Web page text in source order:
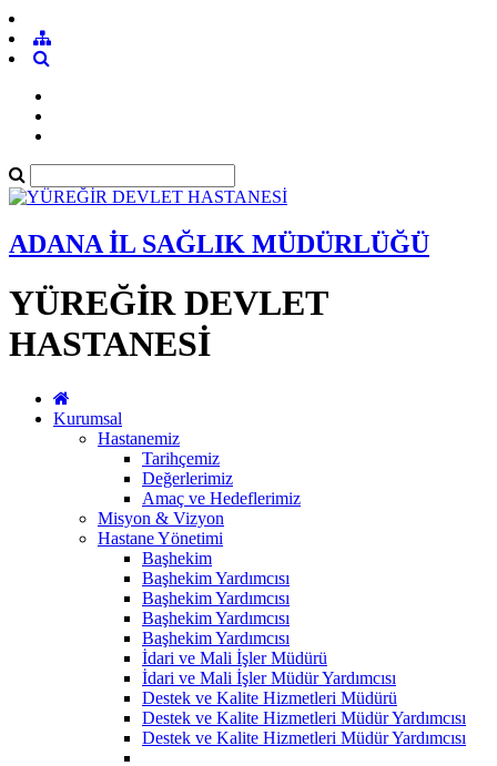
ADANA İL SAĞLIK MÜDÜRLÜĞÜ
YÜREĞİR DEVLET
HASTANESİ
Kurumsal
Hastanemiz
Tarihçemiz
Değerlerimiz
Amaç ve Hedeflerimiz
Misyon & Vizyon
Hastane Yönetimi
Başhekim
Başhekim Yardımcısı
Başhekim Yardımcısı
Başhekim Yardımcısı
Başhekim Yardımcısı
İdari ve Mali İşler Müdürü
İdari ve Mali İşler Müdür Yardımcısı
Destek ve Kalite Hizmetleri Müdürü
Destek ve Kalite Hizmetleri Müdür Yardımcısı
Destek ve Kalite Hizmetleri Müdür Yardımcısı